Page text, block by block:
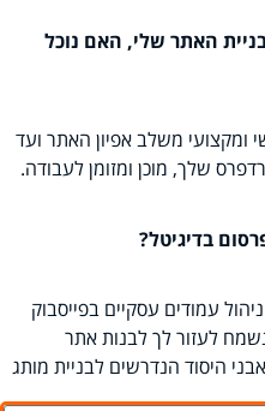
האתר שלי, האם נוכל
משלב אפיון האתר ועד
שלך, מוכן ומזומן לעבודה.
בדיגיטל?
עמודים עסקיים בפייסבוק
לעזור לך לבנות אתר
היסוד הנדרשים לבניית מותג